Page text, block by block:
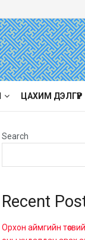
ЦАХИМ ДЭЛГҮҮР
Search
Recent
Орхон аймгийн